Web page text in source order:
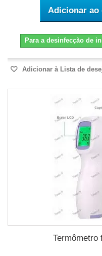
Adicionar ao
Para a desinfecção de
Adicionar à Lista de
Termômetro